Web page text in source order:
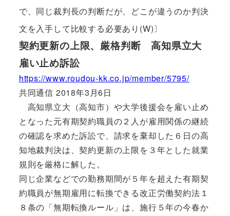
で、同じ裁判長の判断だが、どこが違うのか判決
文を入手して比較する必要あり(W)〕
契約更新の上限、厳格判断 高知県立大
雇い止め訴訟
https://www.roudou-kk.co.jp/member/5795/
共同通信 2018年3月6日
高知県立大（高知市）や大学後援会を雇い止め
となった元有期契約職員の２人が雇用関係の継続
の確認を求めた訴訟で、請求を棄却した６日の高
知地裁判決は、契約更新の上限を３年とした就業
規則を厳格に解した。
同じ企業などでの勤務期間が５年を超えた有期契
約職員が無期雇用に転換できる改正労働契約法１
８条の「無期転換ルール」は、施行５年の今春か